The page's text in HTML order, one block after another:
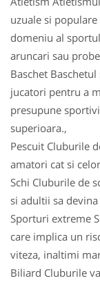
uzuale si
domeniu al
aruncari sau
Baschet
jucatori pentru a
presupune
superioara.,
Pescuit Cluburile
amatori cat si
Schi Cluburile de
si adultii sa
Sporturi extreme
care implica un
viteza, inaltimi
Biliard Cluburile